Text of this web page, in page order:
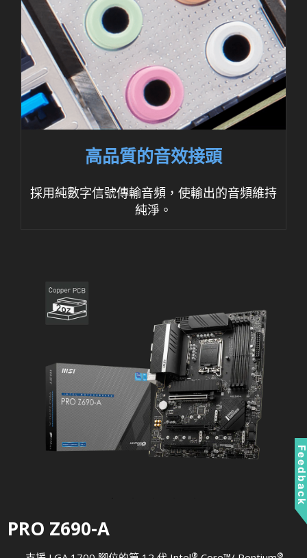
高品質的音效接頭
採用純數字信號傳輸音頻，使輸出的音頻維持
純淨。
PRO Z690-A
® ®